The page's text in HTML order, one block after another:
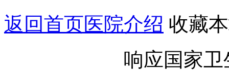
返回首页医院介绍 收藏
响应国家卫生部